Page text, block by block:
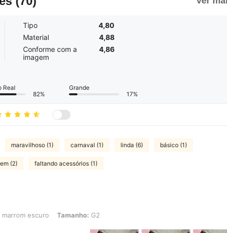
Tipo
4,80
Material
4,88
Conforme com a
imagem
4,86
Real
82%
Grande
17%
maravilhoso (1) carnaval (1) linda (6) básico (1)
(2) faltando acessórios (1)
escuro, Tamanho: G2
marrom escuro Tamanho: G2